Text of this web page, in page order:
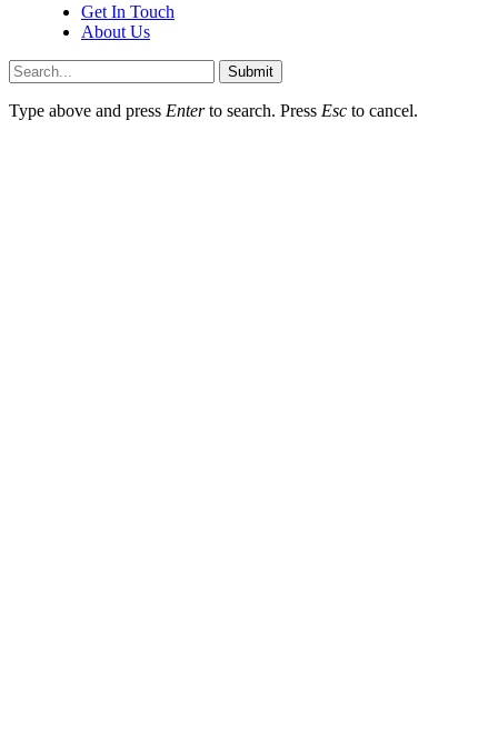
Get In Touch
About Us
Submit
Type above and press Enterto search. Press Esc to cancel.